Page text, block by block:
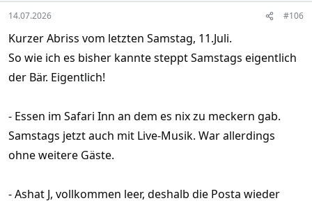
14.07.2026 #106
Kurzer Abriss vom letzten Samstag, 11.Juli.
So wie ich es bisher kannte steppt Samstags eigentlich
der Bär. Eigentlich!
- Essen im Safari Inn an dem es nix zu meckern gab.
Samstags jetzt auch mit Live-Musik. War allerdings
ohne weitere Gäste.
- Ashat J, vollkommen leer, deshalb die Posta wieder